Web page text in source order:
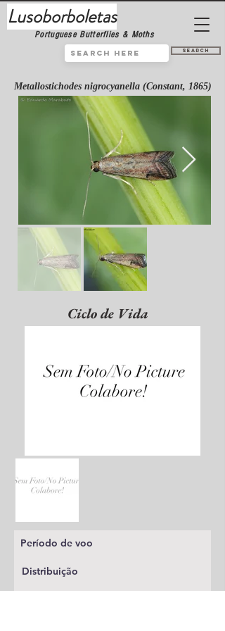
Lusoborboletas
Portuguese Butterflies & Moths
Search
Metallostichodes nigrocyanella (Constant, 1865)
Ciclo de Vida
Período de voo
Distribuição